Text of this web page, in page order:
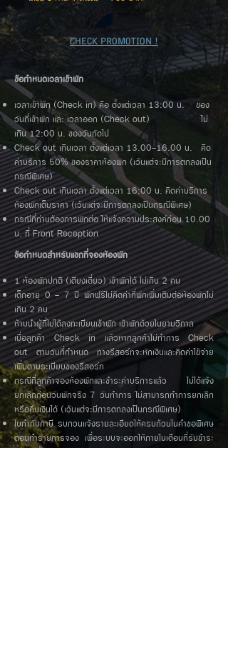
CHECK PROMOTION !
ข้อกำหนดเวลาเข้าพัก
เวลาเข้าพัก (Check in) คือ ตั้งแต่เวลา 13:00 น. ของ
วันที่เข้าพัก และ เวลาออก (Check out) ไม่
เกิน 12:00 น. ของวันถัดไป
Check out เกินเวลา ตั้งแต่เวลา 13.00-16.00 น. คิด
ค่าบริการ 50% ของราคาห้องพัก (เว้นแต่จะมีการตกลงเป็น
กรณีพิเศษ)
Check out เกินเวลา ตั้งแต่เวลา 16:00 น. คิดค่าบริการ
ห้องพักเต็มราคา (เว้นแต่จะมีการตกลงเป็นกรณีพิเศษ)
กรณีที่ท่านต้องการพักต่อ ให้แจ้งความประสงค์ก่อน 10.00
น. ที่ Front Reception
ข้อกำหนดสำหรับแขกที่จองห้องพัก
1 ห้องพักปกติ (เตียงเดี่ยว) เข้าพักได้ ไม่เกิน 2 คน
เด็กอายุ 0 - 7 ปี พักฟรีไม่คิดค่าที่พักเพิ่มเติมต่อห้องพักไม่
เกิน 2 คน
ห้ามนำผู้ที่ไม่ได้ลงทะเบียนเข้าพัก เข้าพักด้วยในยามวิกาล
เมื่อลูกค้า Check in แล้วหากลูกค้าไม่ทำการ Check
out ตามวันที่กำหนด ทางรีสอร์ทจะหักเงินและคิดค่าใช้จ่าย
เพิ่มตามระเบียบของรีสอร์ท
กรณีที่ลูกค้าจองห้องพักและชำระค่าบริการแล้ว ไม่ได้แจ้ง
ยกเลิกก่อนวันพักจริง 7 วันทำการ ไม่สามารถทำการยกเลิก
หรือคืนเงินได้ (เว้นแต่จะมีการตกลงเป็นกรณีพิเศษ)
ใบกำกับภาษี รบกวนแจ้งรายละเอียดให้ครบถ้วนในคำขอพิเศษ
ตอนทำรายการจอง เพื่อระบบจะออกให้ภายในเดือนที่รับชำระ
เงินเท่านั้น หากทางเราไม่ได้รับข้อมูลรายละเอียดในการออก